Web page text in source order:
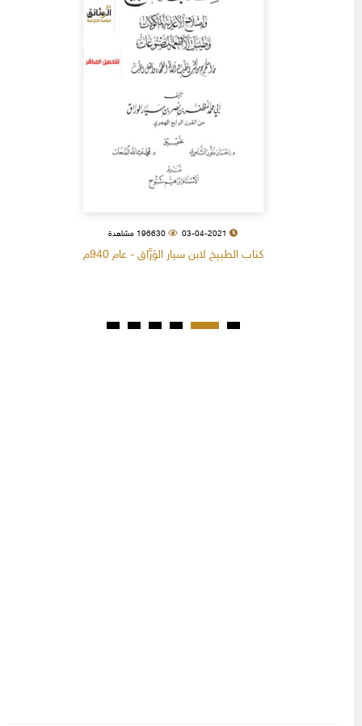
03-04-2021 196630 مشاهدة
كتاب الطبيخ لابن سيار الوَرَّاق - عام 940م